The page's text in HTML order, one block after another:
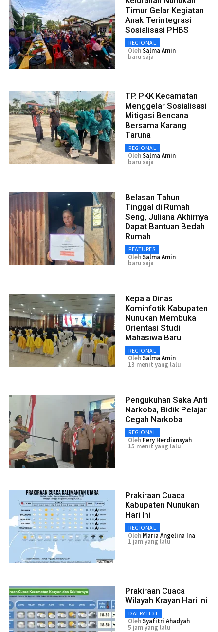
Timur Gelar Kegiatan
Anak Terintegrasi
Sosialisasi PHBS
REGIONAL
OlehSalma Amin
baru saja
TP. PKK Kecamatan
Menggelar Sosialisasi
Mitigasi Bencana
Bersama Karang
Taruna
REGIONAL
OlehSalma Amin
baru saja
Belasan Tahun
Tinggal di Rumah
Seng, Juliana Akhirnya
Dapat Bantuan Bedah
Rumah
FEATURES
OlehSalma Amin
baru saja
Kepala Dinas
Kominfotik Kabupaten
Nunukan Membuka
Orientasi Studi
Mahasiwa Baru
REGIONAL
OlehSalma Amin
13 menit yang lalu
Pengukuhan Saka Anti
Narkoba, Bidik Pelajar
Cegah Narkoba
REGIONAL
Oleh Fery Herdiansyah
15 menit yang lalu
Prakiraan Cuaca
Kabupaten Nunukan
Hari Ini
REGIONAL
Oleh Maria Angelina Ina
1 jam yang lalu
Prakiraan Cuaca
Wilayah Krayan Hari Ini
DAERAH 3T
OlehSyafitri Ahadyah
5 jam yang lalu